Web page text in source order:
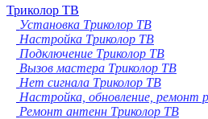
Триколор ТВ
Установка Триколор ТВ
Настройка Триколор ТВ
Подключение Триколор ТВ
Вызов мастера Триколор ТВ
Нет сигнала Триколор ТВ
Настройка, обновление, ремонт
Ремонт антенн Триколор ТВ